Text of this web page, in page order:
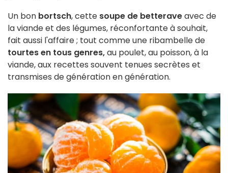
Un bon bortsch, cette soupe de betteraveavec de
la viande et des légumes, réconfortante à souhait,
fait aussi l'affaire ; tout comme une ribambelle de
tourtes en tous genres,au poulet, au poisson, à la
viande, aux recettes souvent tenues secrètes et
transmises de génération en génération.